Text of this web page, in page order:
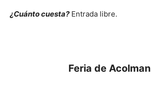
¿Cuánto cuesta?Entrada libre.
Feria de Acolman